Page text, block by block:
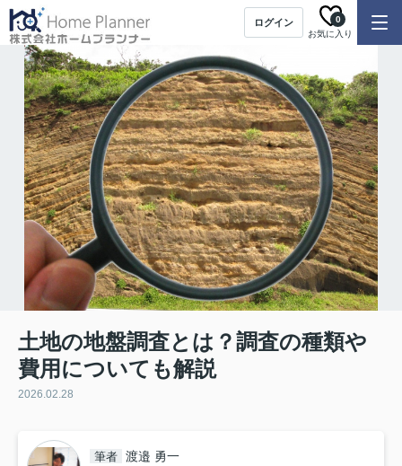
ログイン
お気に入り
0
土地の地盤調査とは？調査の種類や
費用についても解説
2026.02.28
筆者 渡邉 勇一